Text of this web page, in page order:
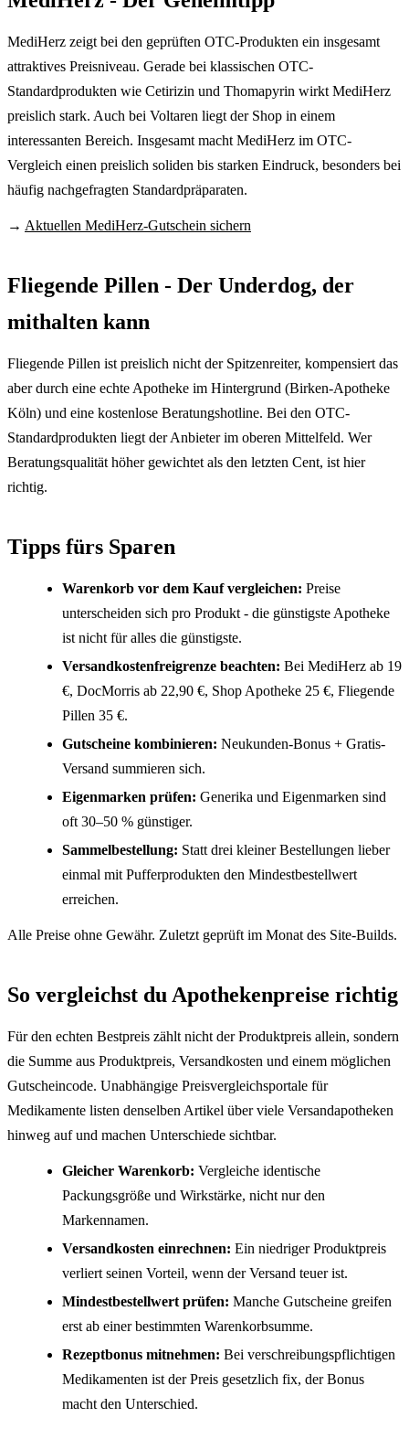
MediHerz zeigt bei den geprüften OTC-Produkten ein insgesamt
attraktives Preisniveau. Gerade bei klassischen OTC-
Standardprodukten wie Cetirizin und Thomapyrin wirkt MediHerz
preislich stark. Auch bei Voltaren liegt der Shop in einem
interessanten Bereich. Insgesamt macht MediHerz im OTC-
Vergleich einen preislich soliden bis starken Eindruck, besonders bei
häufig nachgefragten Standardpräparaten.
→ Aktuellen MediHerz-Gutschein sichern
Fliegende Pillen - Der Underdog, der
mithalten kann
Fliegende Pillen ist preislich nicht der Spitzenreiter, kompensiert das
aber durch eine echte Apotheke im Hintergrund (Birken-Apotheke
Köln) und eine kostenlose Beratungshotline. Bei den OTC-
Standardprodukten liegt der Anbieter im oberen Mittelfeld. Wer
Beratungsqualität höher gewichtet als den letzten Cent, ist hier
richtig.
Tipps fürs Sparen
Warenkorb vor dem Kauf vergleichen: Preise
unterscheiden sich pro Produkt - die günstigste Apotheke
ist nicht für alles die günstigste.
Versandkostenfreigrenze beachten: Bei MediHerz ab 19
€, DocMorris ab 22,90 €, Shop Apotheke 25 €, Fliegende
Pillen 35 €.
Gutscheine kombinieren: Neukunden-Bonus + Gratis-
Versand summieren sich.
Eigenmarken prüfen: Generika und Eigenmarken sind
oft 30–50 % günstiger.
Sammelbestellung: Statt drei kleiner Bestellungen lieber
einmal mit Pufferprodukten den Mindestbestellwert
erreichen.
Alle Preise ohne Gewähr. Zuletzt geprüft im Monat des Site-Builds.
So vergleichst du Apothekenpreise richtig
Für den echten Bestpreis zählt nicht der Produktpreis allein, sondern
die Summe aus Produktpreis, Versandkosten und einem möglichen
Gutscheincode. Unabhängige Preisvergleichsportale für
Medikamente listen denselben Artikel über viele Versandapotheken
hinweg auf und machen Unterschiede sichtbar.
Gleicher Warenkorb: Vergleiche identische
Packungsgröße und Wirkstärke, nicht nur den
Markennamen.
Versandkosten einrechnen: Ein niedriger Produktpreis
verliert seinen Vorteil, wenn der Versand teuer ist.
Mindestbestellwert prüfen: Manche Gutscheine greifen
erst ab einer bestimmten Warenkorbsumme.
Rezeptbonus mitnehmen: Bei verschreibungspflichtigen
Medikamenten ist der Preis gesetzlich fix, der Bonus
macht den Unterschied.